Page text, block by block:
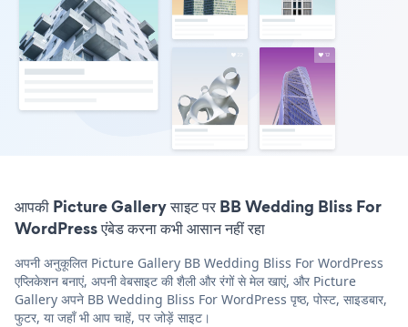
आपकी Picture Gallery साइट पर BB Wedding Bliss For
WordPress एंबेड करना कभी आसान नहीं रहा
अपनी अनुकूलित Picture Gallery BB Wedding Bliss For WordPress
एप्लिकेशन बनाएं, अपनी वेबसाइट की शैली और रंगों से मेल खाएं, और Picture
Gallery अपने BB Wedding Bliss For WordPress पृष्ठ, पोस्ट, साइडबार,
फुटर, या जहाँ भी आप चाहें, पर जोड़ें साइट।